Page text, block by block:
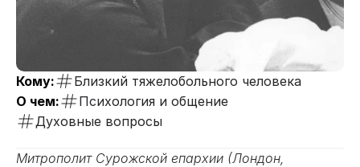
Кому:
Близкий тяжелобольного человека
О чем:
Психология и общение
Духовные вопросы
Митрополит Сурожской епархии (Лондон,